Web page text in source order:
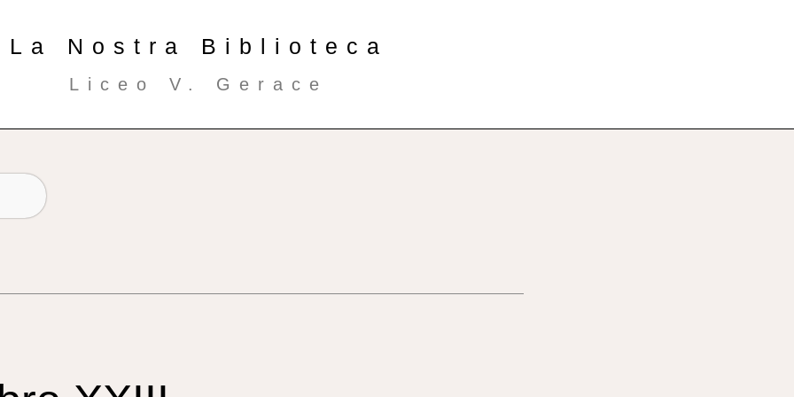
La Nostra Biblioteca
Liceo V. Gerace